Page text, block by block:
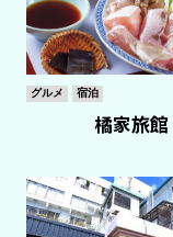
グルメ 宿泊
橘家旅館